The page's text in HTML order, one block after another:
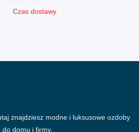
Czas dostawy
znajdziesz modne i luksusowe ozdoby
do domu i firmy.